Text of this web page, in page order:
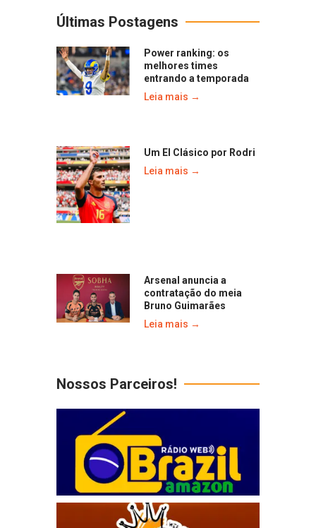
Últimas Postagens
Power ranking: os
melhores times
entrando a temporada
Leia mais →
Um El Clásico por Rodri
Leia mais →
Arsenal anuncia a
contratação do meia
Bruno Guimarães
Leia mais →
Nossos Parceiros!